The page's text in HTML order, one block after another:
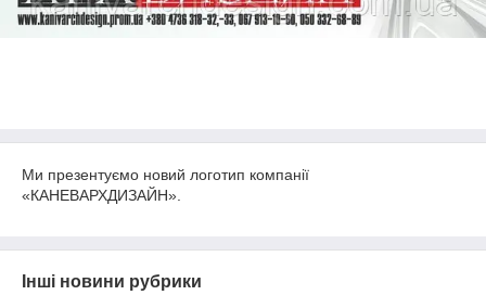
Ми презентуємо новий логотип компанії
«КАНЕВАРХДИЗАЙН».
Інші новини рубрики